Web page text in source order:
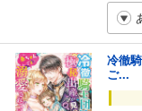
冷徹
ご...